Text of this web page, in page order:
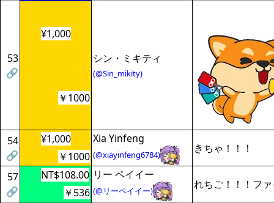
53
🔗
¥1,000
シン・ミキティ
(@Sin_mikity)
￥1000
54
🔗
¥1,000 Xia Yinfeng
(@xiayinfeng6784)
きちゃ！！！
￥1000
57
🔗
NT$108.00 リー ペイイー
(@リーペイイー)
れちご！！！フ
￥536